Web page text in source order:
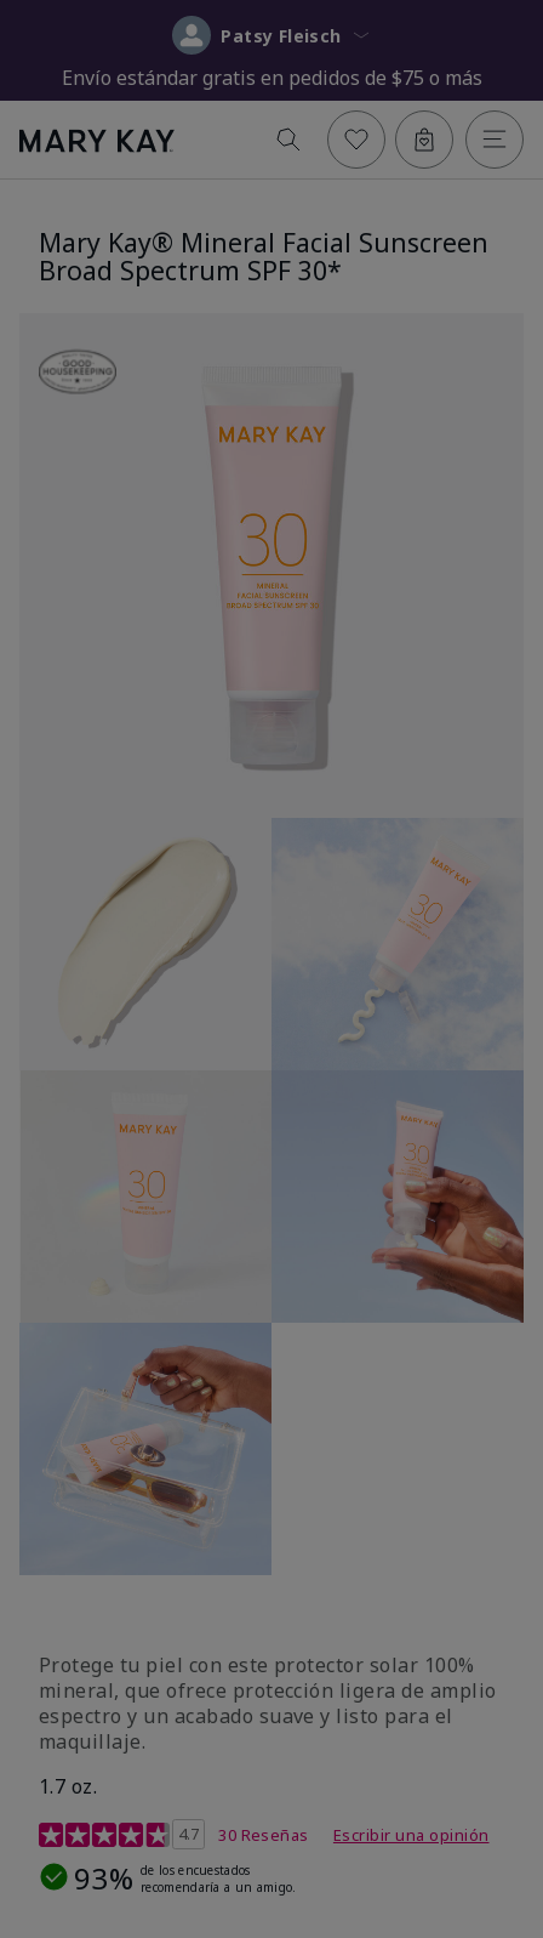
Patsy Fleisch
Envío estándar gratis en pedidos de $75 o más
Mary Kay® Mineral Facial Sunscreen
Broad Spectrum SPF 30*
Protege tu piel con este protector solar 100%
mineral, que ofrece protección ligera de amplio
espectro y un acabado suave y listo para el
maquillaje.
1.7 oz.
Calificación de clientes de 5 de 5
4.7 30 Reseñas Escribir una opinión
93% de los encuestados
recomendaría a un amigo.